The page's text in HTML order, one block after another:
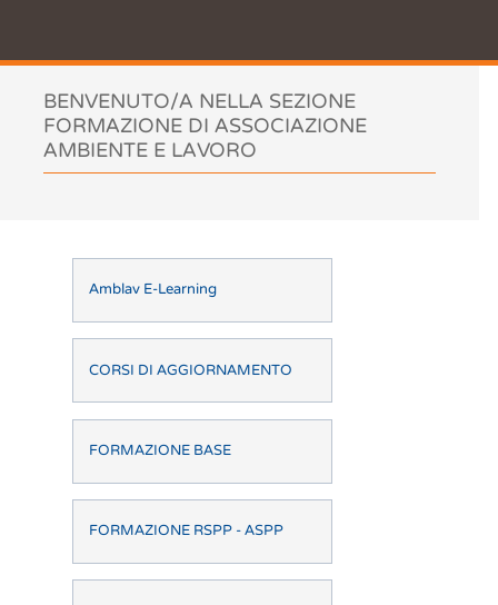
BENVENUTO/A NELLA SEZIONE
FORMAZIONE DI ASSOCIAZIONE
AMBIENTE E LAVORO
Amblav E-Learning
CORSI DI AGGIORNAMENTO
FORMAZIONE BASE
FORMAZIONE RSPP - ASPP